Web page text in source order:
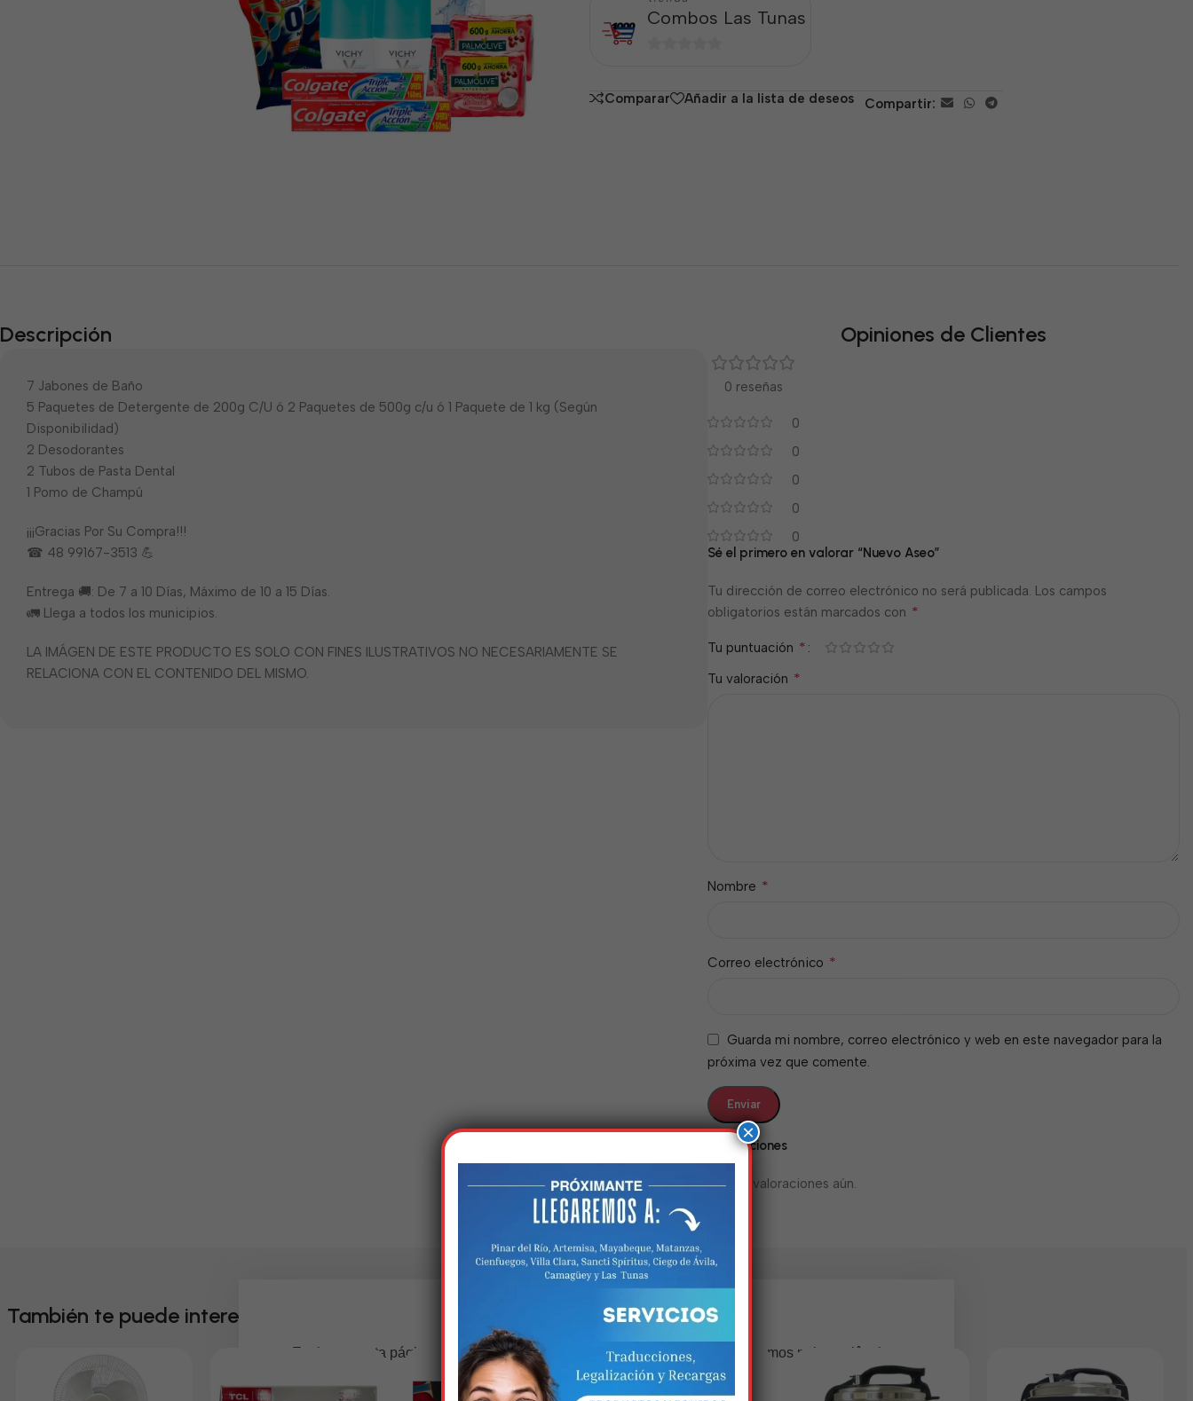
Combos Las Tunas
5
Comparar Añadir a la lista de deseos Compartir:
Descripción
7 Jabones de Baño
5 Paquetes de Detergente de 200g C/U ó 2 Paquetes de 500g c/u ó 1 Paquete de 1 kg (Según
Disponibilidad)
2 Desodorantes
2 Tubos de Pasta Dental
1 Pomo de Champú
¡¡¡Gracias Por Su Compra!!!
☎ 48 99167-3513 💪
Entrega 🚚: De 7 a 10 Días, Máximo de 10 a 15 Días.
🚛 Llega a todos los municipios.
LA IMÁGEN DE ESTE PRODUCTO ES SOLO CON FINES ILUSTRATIVOS NO NECESARIAMENTE SE
RELACIONA CON EL CONTENIDO DEL MISMO.
Opiniones de Clientes
0 reseñas
0
0
0
0
0
Valoraciones
No hay valoraciones aún.
Sé el primero en valorar “Nuevo Aseo”
Tu dirección de correo electrónico no será publicada. Los campos
obligatorios están marcados con *
Tu puntuación *
Tu valoración *
Nombre *
Correo electrónico *
Guarda mi nombre, correo electrónico y web en este navegador para la
próxima vez que comente.
También te puede interesar
×
Estamos trabalhando nisso!
Em breve, esta página estará disponível com novidades incríveis. Agradecemos pela paciência e
compreensão.